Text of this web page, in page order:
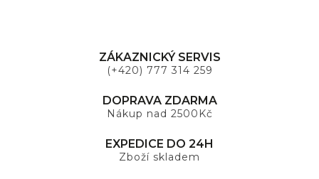
ZÁKAZNICKÝ SERVIS
(+420) 777 314 259
DOPRAVA ZDARMA
Nákup nad 2500Kč
EXPEDICE DO 24H
Zboží skladem